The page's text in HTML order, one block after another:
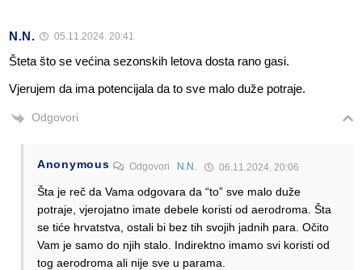
N.N. 05.11.2024. 20:41
Šteta što se većina sezonskih letova dosta rano gasi.
Vjerujem da ima potencijala da to sve malo duže potraje.
Odgovori
Anonymous Odgovori N.N. 06.11.2024. 20:06
Šta je reč da Vama odgovara da “to” sve malo duže
potraje, vjerojatno imate debele koristi od aerodroma. Šta
se tiće hrvatstva, ostali bi bez tih svojih jadnih para. Očito
Vam je samo do njih stalo. Indirektno imamo svi koristi od
tog aerodroma ali nije sve u parama.